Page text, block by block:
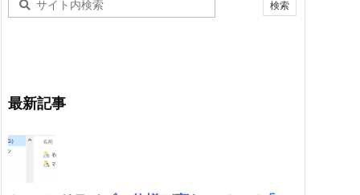
最新記事